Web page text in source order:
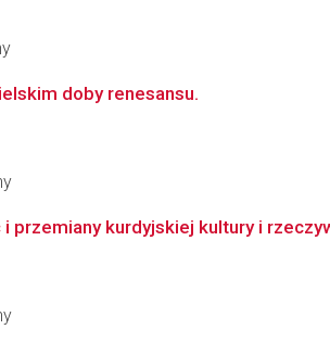
doby renesansu.
i przemiany kurdyjskiej kultury i